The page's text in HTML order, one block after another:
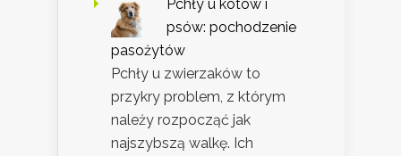
Pchły u kotów i
psów: pochodzenie
pasożytów
Pchły u zwierzaków to
przykry problem, z którym
należy rozpocząć jak
najszybszą walkę. Ich